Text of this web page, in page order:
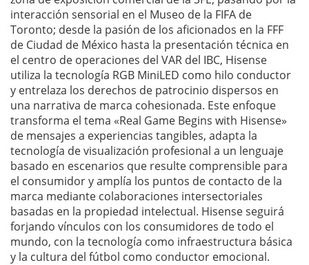
interacción sensorial en el Museo de la FIFA de
Toronto; desde la pasión de los aficionados en la FFF
de Ciudad de México hasta la presentación técnica en
el centro de operaciones del VAR del IBC, Hisense
utiliza la tecnología RGB MiniLED como hilo conductor
y entrelaza los derechos de patrocinio dispersos en
una narrativa de marca cohesionada. Este enfoque
transforma el tema «Real Game Begins with Hisense»
de mensajes a experiencias tangibles, adapta la
tecnología de visualización profesional a un lenguaje
basado en escenarios que resulte comprensible para
el consumidor y amplía los puntos de contacto de la
marca mediante colaboraciones intersectoriales
basadas en la propiedad intelectual. Hisense seguirá
forjando vínculos con los consumidores de todo el
mundo, con la tecnología como infraestructura básica
y la cultura del fútbol como conductor emocional.